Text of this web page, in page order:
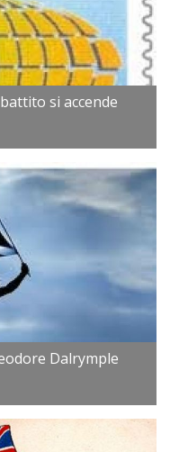
si accende
Dalrymple